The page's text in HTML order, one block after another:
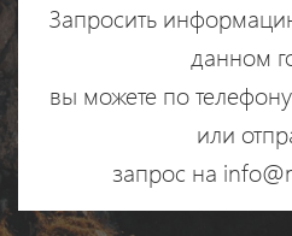
Запросить
данном
вы можете по телефону
или
запрос на